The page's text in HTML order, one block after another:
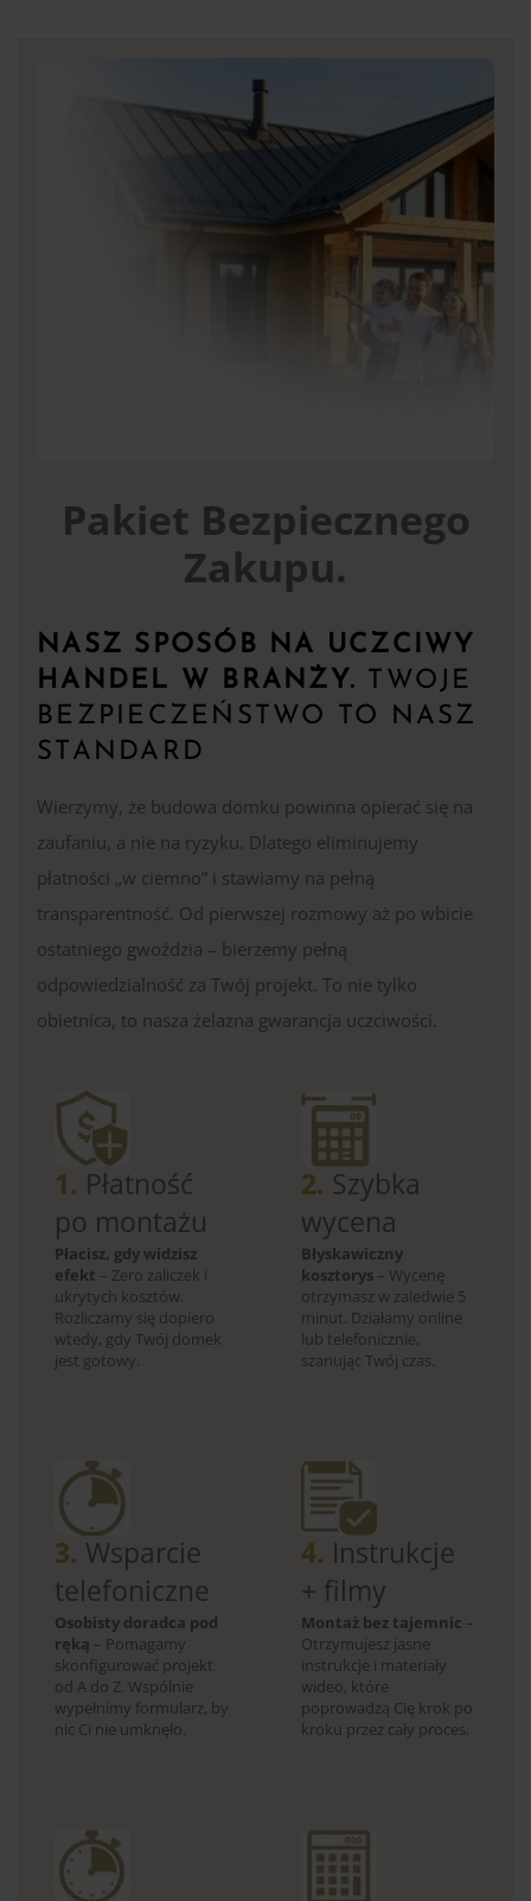
Pakiet Bezpiecznego
Zakupu.
NASZ SPOSÓB NA UCZCIWY
HANDEL W BRANŻY.
TWOJE
BEZPIECZEŃSTWO TO NASZ
STANDARD
Wierzymy, że budowa domku powinna opierać się na
zaufaniu, a nie na ryzyku. Dlatego eliminujemy
płatności „w ciemno” i stawiamy na pełną
transparentność. Od pierwszej rozmowy aż po wbicie
ostatniego gwoździa – bierzemy pełną
odpowiedzialność za Twój projekt. To nie tylko
obietnica, to nasza żelazna gwarancja uczciwości.
1. Płatność
po montażu
Płacisz, gdy widzisz
efekt – Zero zaliczek i
ukrytych kosztów.
Rozliczamy się dopiero
wtedy, gdy Twój domek
jest gotowy.
2. Szybka
wycena
Błyskawiczny
kosztorys – Wycenę
otrzymasz w zaledwie 5
minut. Działamy online
lub telefonicznie,
szanując Twój czas.
3. Wsparcie
telefoniczne
Osobisty doradca pod
ręką – Pomagamy
skonfigurować projekt
od A do Z. Wspólnie
wypełnimy formularz, by
nic Ci nie umknęło.
4. Instrukcje
+ filmy
Montaż bez tajemnic –
Otrzymujesz jasne
instrukcje i materiały
wideo, które
poprowadzą Cię krok po
kroku przez cały proces.